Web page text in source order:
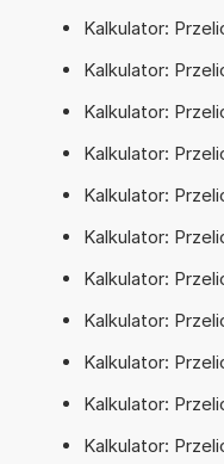
Kalkulator:
Kalkulator:
Kalkulator:
Kalkulator:
Kalkulator:
Kalkulator:
Kalkulator:
Kalkulator:
Kalkulator:
Kalkulator:
Kalkulator: